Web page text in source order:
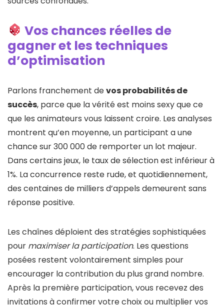
Vos chances réelles de
gagner et les techniques
d’optimisation
Parlons franchement devos probabilités de
succès, parce que la vérité est moins sexy que ce
que les animateurs vous laissent croire. Les analyses
montrent qu’en moyenne, un participant a une
chance sur 300 000 de remporter un lot majeur.
Dans certains jeux, le taux de sélection est inférieur à
1%. La concurrence reste rude, et quotidiennement,
des centaines de milliers d’appels demeurent sans
réponse positive.
Les chaînes déploient des stratégies sophistiquées
pour maximiser la participation. Les questions
posées restent volontairement simples pour
encourager la contribution du plus grand nombre.
Après la première participation, vous recevez des
invitations à confirmer votre choix ou multiplier vos